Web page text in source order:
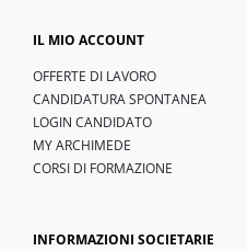
IL MIO ACCOUNT
OFFERTE DI LAVORO
CANDIDATURA SPONTANEA
LOGIN CANDIDATO
MY ARCHIMEDE
CORSI DI FORMAZIONE
INFORMAZIONI SOCIETARIE